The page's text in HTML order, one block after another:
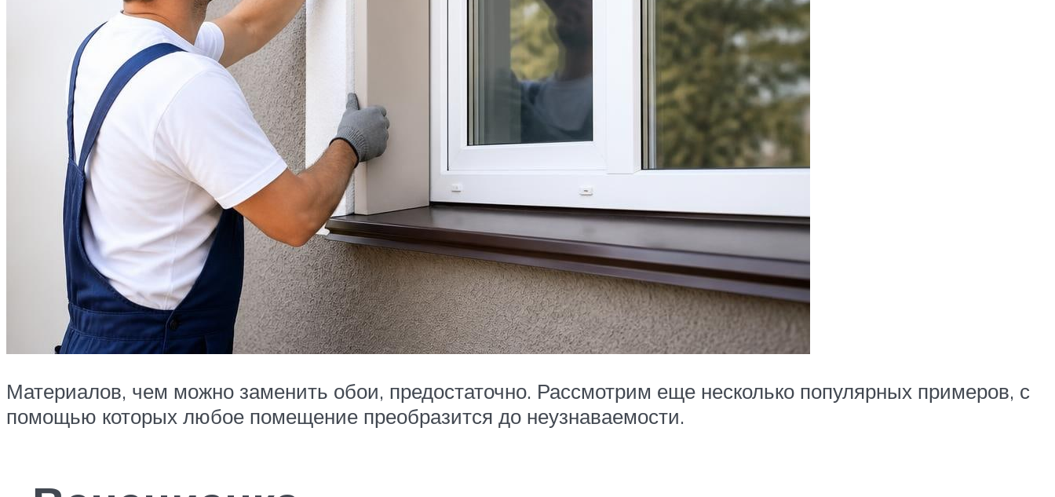
Материалов, чем можно заменить обои, предостаточно. Рассмотрим еще несколько популярных примеров, с
помощью которых любое помещение преобразится до неузнаваемости.